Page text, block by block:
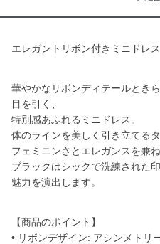
エレガントリボン付きミニドレス
華やかなリボンディテールとき
目を引く、
特別感あふれるミニドレス。
体のラインを美しく引き立てる
フェミニンさとエレガンスを兼
ブラックはシックで洗練された
魅力を演出します。
【商品のポイント】
• リボンデザイン: アシンメトリ